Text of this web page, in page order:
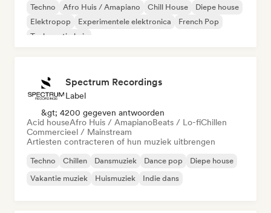
Techno Afro Huis / Amapiano Chill House
Diepe house
Elektropop
Experimentele elektronica
French Pop
Toekomstig huis
Spectrum Recordings
Label
&gt; 4200 gegeven antwoorden
Acid houseAfro Huis / AmapianoBeats / Lo-fiChillen
Commercieel / Mainstream
Artiesten contracteren of hun muziek uitbrengen
Techno Chillen Dansmuziek Dance pop
Diepe house
Vakantie muziek
Huismuziek Indie dans